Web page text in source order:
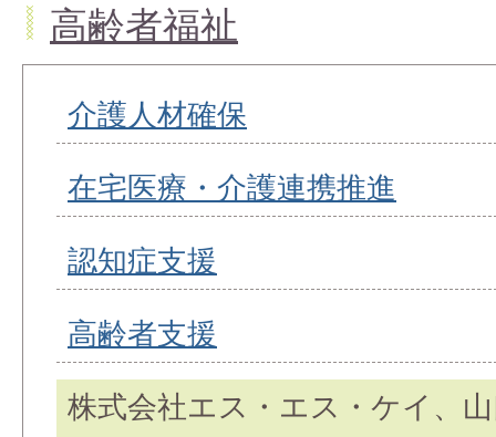
高齢者福祉
介護人材確保
在宅医療・介護連携推進
認知症支援
高齢者支援
株式会社エス・エス・ケイ、